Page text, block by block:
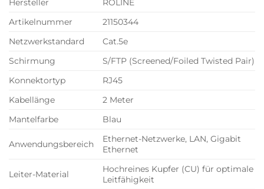
Hersteller
ROLINE
Artikelnummer
21150344
Netzwerkstandard
Cat.5e
Schirmung
S/FTP (Screened/Foiled Twisted Pair)
Konnektortyp
RJ45
Kabellänge
2 Meter
Mantelfarbe
Blau
Anwendungsbereich
Ethernet-Netzwerke, LAN, Gigabit
Ethernet
Leiter-Material
Hochreines Kupfer (CU) für optimale
Leitfähigkeit